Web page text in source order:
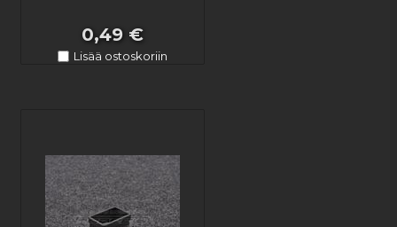
0,49 €
Lisää ostoskoriin